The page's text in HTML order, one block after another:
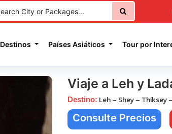
Destinos Países Asiáticos Tour por
Viaje a Leh y
Destino: Leh – Shey – Thiksey
Consulte Precios